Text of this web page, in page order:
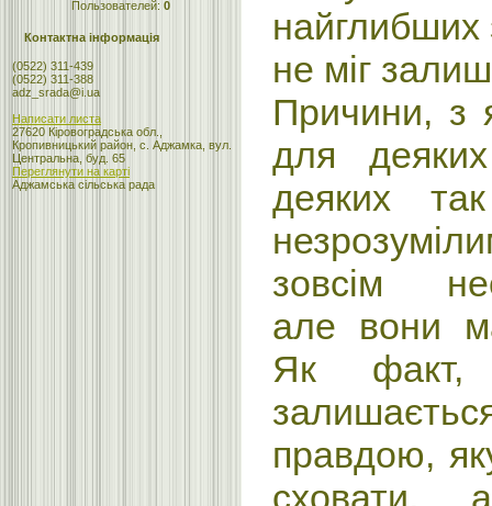
Пользователей: 0
Контактна інформація
(0522) 311-439
(0522) 311-388
adz_srada@i.ua
Написати листа
27620 Кіровоградська обл.,
Кропивницький район, с. Аджамка, вул.
Центральна, буд. 65
Переглянути на карті
Аджамська сільська рада
найглибших
не міг
Причини, з
для
деяких
зовсім
але вони
Як факт,
правдою,
сховати,